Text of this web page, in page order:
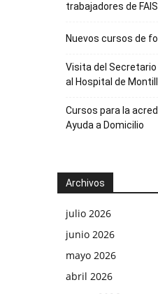
trabajadores de
Nuevos cursos de
Visita del Secretario
al Hospital de
Cursos para la
Ayuda a Domicilio
Archivos
julio 2026
junio 2026
mayo 2026
abril 2026